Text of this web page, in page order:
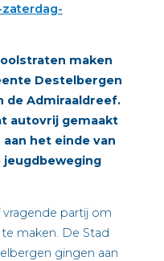
maken
Destelbergen
de Admiraaldreef.
autovrij gemaakt
het einde van
jeugdbeweging
partij om
maken. De Stad
gingen aan